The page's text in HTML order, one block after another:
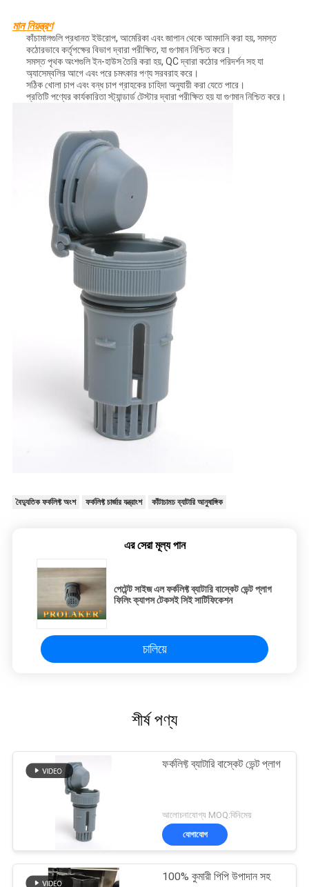
মান নিয়ন্ত্রণ
কাঁচামালগুলি প্রধানত ইউরোপ, আমেরিকা এবং জাপান থেকে আমদানি করা হয়, সমস্ত
কঠোরভাবে কর্তৃপক্ষের বিভাগ দ্বারা পরীক্ষিত, যা গুণমান নিশ্চিত করে।
সমস্ত পৃথক অংশগুলি ইন-হাউস তৈরি করা হয়, QC দ্বারা কঠোর পরিদর্শন সহ যা
অ্যাসেম্বলির আগে এবং পরে চমৎকার পণ্য সরবরাহ করে।
সঠিক খোলা চাপ এবং বন্ধ চাপ গ্রাহকের চাহিদা অনুযায়ী করা যেতে পারে।
প্রতিটি পণ্যের কার্যকারিতা স্ট্যান্ডার্ড টেস্টার দ্বারা পরীক্ষিত হয় যা গুণমান নিশ্চিত করে।
বৈদ্যুতিক ফর্কলিফ্ট অংশ ফর্কলিফ্ট চার্জার যন্ত্রাংশ কাঁটাচামচ ব্যাটারি আনুষাঙ্গিক
এর সেরা মূল্য পান
পেটেন্ট সাইজ এল ফর্কলিফ্ট ব্যাটারি বাস্কেট ভেন্ট প্লাগ
ফিলিং ক্যাপস টেকসই সিই সার্টিফিকেশন
চালিয়ে
শীর্ষ পণ্য
ফর্কলিফ্ট ব্যাটারি বাস্কেট ভেন্ট প্লাগ
আলোচনাযোগ্য MOQ:বিনিমেয়
যোগাযোগ
100% কুমারী পিপি উপাদান সহ